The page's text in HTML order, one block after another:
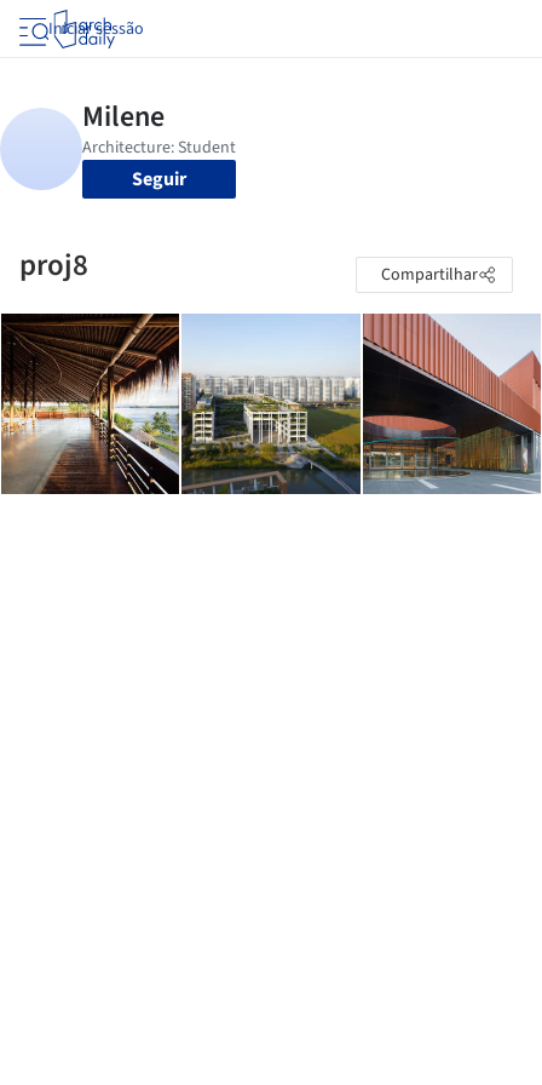
Iniciar sessão
Seguir
proj8 Compartilhar